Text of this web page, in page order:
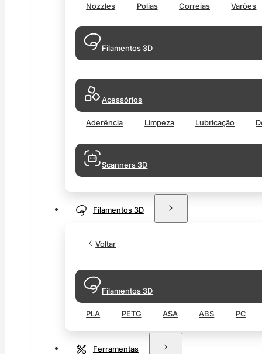
Nozzles Polias Correias Varões
Filamentos 3D
Acessórios
Aderência Limpeza Lubricação
Scanners 3D
Filamentos 3D
Voltar
Filamentos 3D
PLA PETG ASA ABS PC
Ferramentas